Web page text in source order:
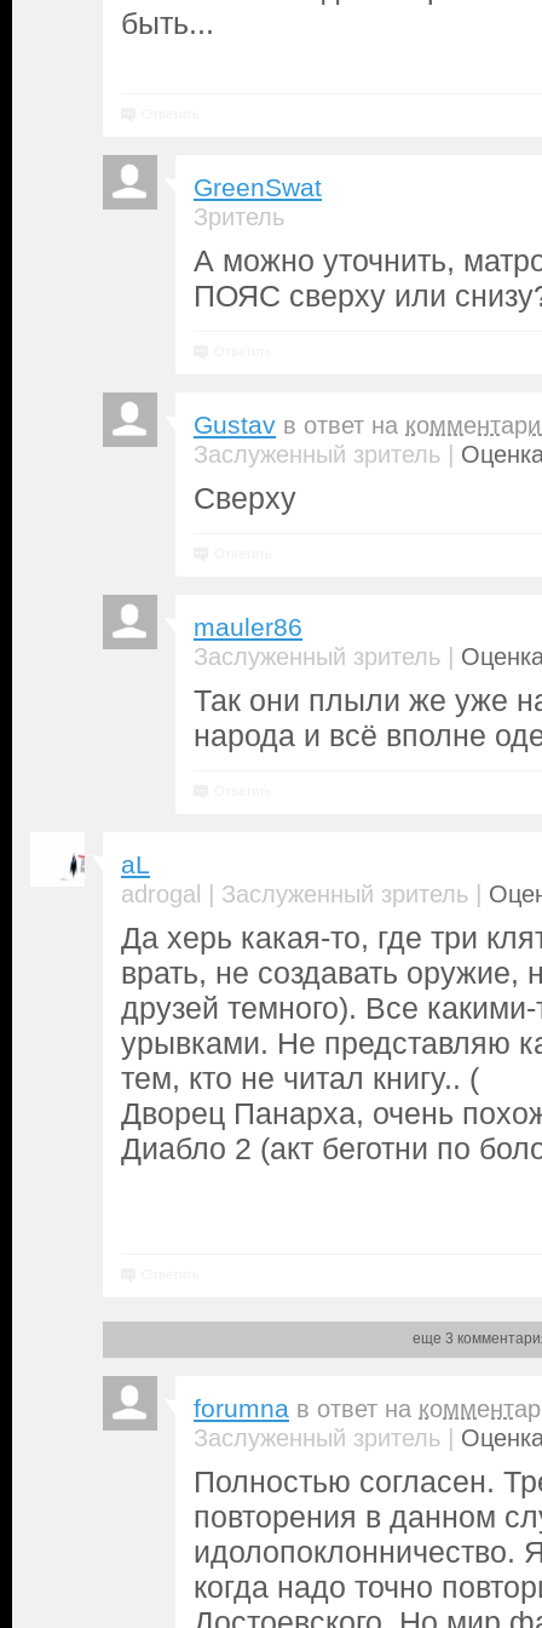
быть...
GreenSwat
Зритель
А можно уточнить,
ПОЯС сверху или
Gustav в ответ на
Заслуженный зритель |
Сверху
mauler86
Заслуженный зритель |
Так они плыли же уже
народа и всё вполне
aL
adrogal | Заслуженный зритель |
Да херь какая-то, где три
врать, не создавать оружие,
друзей темного). Все
урывками. Не представляю
тем, кто не читал книгу.. (
Дворец Панарха, очень
Диабло 2 (акт беготни по
еще 3
forumna в ответ на
Заслуженный зритель |
Полностью согласен.
повторения в данном
когда надо точно